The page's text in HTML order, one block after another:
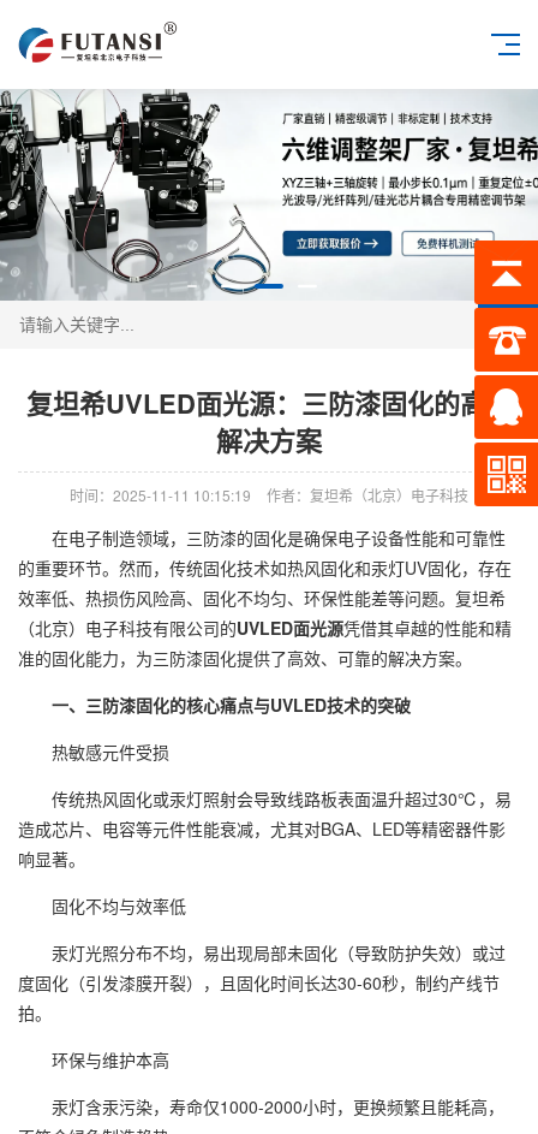
搜索
复坦希UVLED面光源：三防漆固化的高效
解决方案
时间：2025-11-11 10:15:19 作者：复坦希（北京）电子科技
在电子制造领域，三防漆的固化是确保电子设备性能和可靠性
的重要环节。然而，传统固化技术如热风固化和汞灯UV固化，存在
效率低、热损伤风险高、固化不均匀、环保性能差等问题。复坦希
（北京）电子科技有限公司的UVLED面光源凭借其卓越的性能和精
准的固化能力，为三防漆固化提供了高效、可靠的解决方案。
一、三防漆固化的核心痛点与UVLED技术的突破
热敏感元件受损
传统热风固化或汞灯照射会导致线路板表面温升超过30℃，易
造成芯片、电容等元件性能衰减，尤其对BGA、LED等精密器件影
响显著。
固化不均与效率低
汞灯光照分布不均，易出现局部未固化（导致防护失效）或过
度固化（引发漆膜开裂），且固化时间长达30-60秒，制约产线节
拍。
环保与维护本高
汞灯含汞污染，寿命仅1000-2000小时，更换频繁且能耗高，